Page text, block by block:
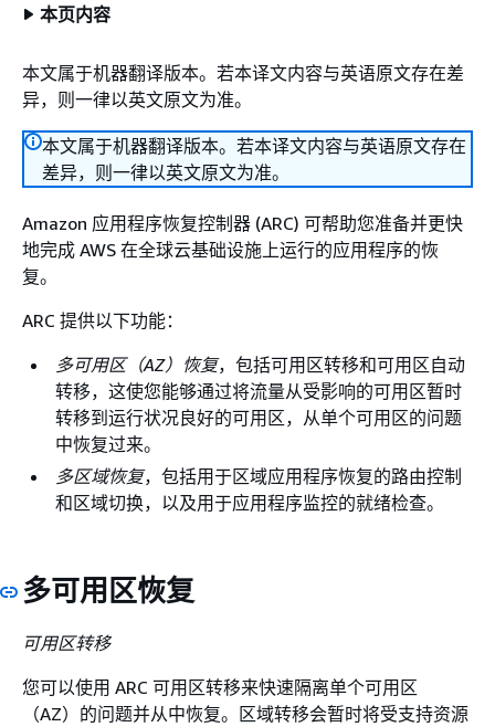
本页内容
本文属于机器翻译版本。若本译文内容与英语原文存在差
异，则一律以英文原文为准。
本文属于机器翻译版本。若本译文内容与英语原文存在
差异，则一律以英文原文为准。
Amazon 应用程序恢复控制器 (ARC) 可帮助您准备并更快
地完成 AWS 在全球云基础设施上运行的应用程序的恢
复。
ARC 提供以下功能：
多可用区（AZ）恢复，包括可用区转移和可用区自动
转移，这使您能够通过将流量从受影响的可用区暂时
转移到运行状况良好的可用区，从单个可用区的问题
中恢复过来。
多区域恢复，包括用于区域应用程序恢复的路由控制
和区域切换，以及用于应用程序监控的就绪检查。
多可用区恢复
可用区转移
您可以使用 ARC 可用区转移来快速隔离单个可用区
（AZ）的问题并从中恢复。区域转移会暂时将受支持资源